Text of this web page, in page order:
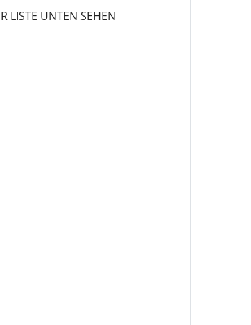
LISTE UNTEN SEHEN